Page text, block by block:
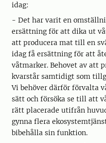
idag:
- Det har varit en
ersättning för att dika ut
att producera mat till en
idag få ersättning för att
våtmarker. Behovet av att
kvarstår samtidigt som
Vi behöver därför förvalta
sätt och försöka se till att
rätt placerade utifrån
gynna flera
bibehålla sin funktion.